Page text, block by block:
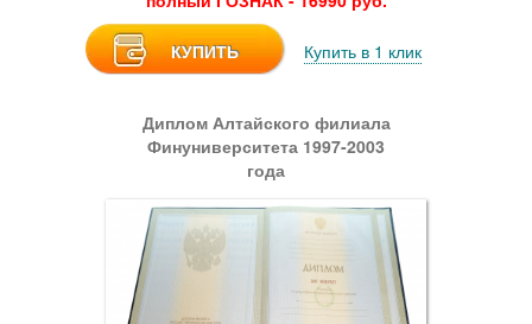
КУПИТЬ Купить в 1 клик
Диплом Алтайского филиала
Финуниверситета 1997-2003
года